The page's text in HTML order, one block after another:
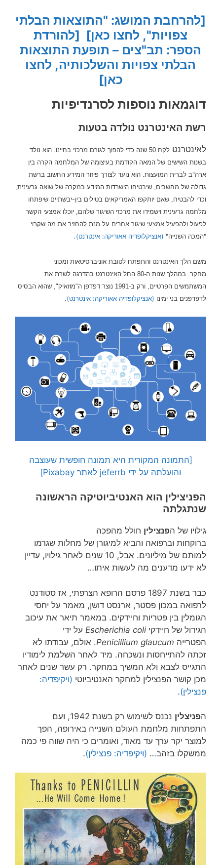
[להרחבת המושג: "התוצאות הבלתי
צפויות", לחצו כאן] [להורדת
הספר: תב"צים – תופעת התוצאות
הבלתי צפויות והשלכותיה, לחצו
כאן]
דוגמאות נוספות לסרנדיפיות
רשת האינטרנט נולדה בטעות
לאינטרנט לקח 50 שנה כדי להפוך לגורם מרכזי בחיינו. הוא
נולד
בשנות השישים של המאה הקודמת בעיצומה של המלחמה הקרה בין
ארה"ב לברית המועצות. הוא נועד לצורך פיזור המידע החשוב ברשת
גדולה של מחשבים, שיבטיחו הישרדות המידע במקרה של שואה גרעינית;
וכדי להבטיח, שאם יותקפו האמריקאים בטילים בין-יבשתיים שיפתחו
מלחמה גרעינית וישמידו את מרכזי השיגור שלהם, יוכלו אמצעי הקשר
לפעול ולהפעיל אמצעי שיגור אחרים על מנת להחזיר את מה שקרוי
"המכה השנייה" (אנציקלופדיה אאוריקה: אינטרנט).
משם הלך האינטרנט והתפתח לטובת אוניברסיטאות ומכוני
מחקר.
במהלך שנות ה-80 החל האינטרנט בהדרגה לשרת את
המשתמשים הפרטיים, ורק
ב-1991 נוצר דפדפן ה"מוזאיק", שהוא הבסיס
לדפדפנים בני ימינו (אנציקלופדיה אאוריקה: אינטרנט).
[התמונה המקורית היא תמונה חופשית שעוצבה
והועלתה על ידי jeferrb לאתר Pixabay]
הפניצילין הוא האנטיביוטיקה הראשונה
שנתגלתה
גילויו של הפנצילין חולל מהפכה
ברוקחות וברפואה והביא למיגורן של מחלות שגרמו
למותם של מיליונים. אבל, 10 שנים לאחר גילויו, עדיין
לא ידעו מדענים מה לעשות איתו…
כבר בשנת 1897 פרסם הרופא הצרפתי, אז סטודנט
לרפואה במכון פסטר, ארנסט דושן, מאמר על יחסי
הגומלין בין פטריות וחיידקים. במאמר תיאר את עיכוב
הגידול של חיידקי Escherichia coli על ידי
הפטרייה Penicillium glaucum. אולם, עבודתו לא
זכתה להתייחסות ונשכחה. מיד לאחר השלמת לימודיו
התגייס לצבא ולא המשיך במחקר. רק עשר שנים לאחר
מכן קושר הפנצילין למחקר האנטיביוטי (ויקיפדיה:
פנצילין).
הפניצלין
נכנס לשימוש רק בשנת 1942, ועם
התפתחות מלחמת העולם השנייה באירופה, הפך
למוצר יקר ערך עד מאוד, ואומרים כי היה שווה פי כמה
ממשקלו בזהב… (ויקיפדיה: פנצילין).